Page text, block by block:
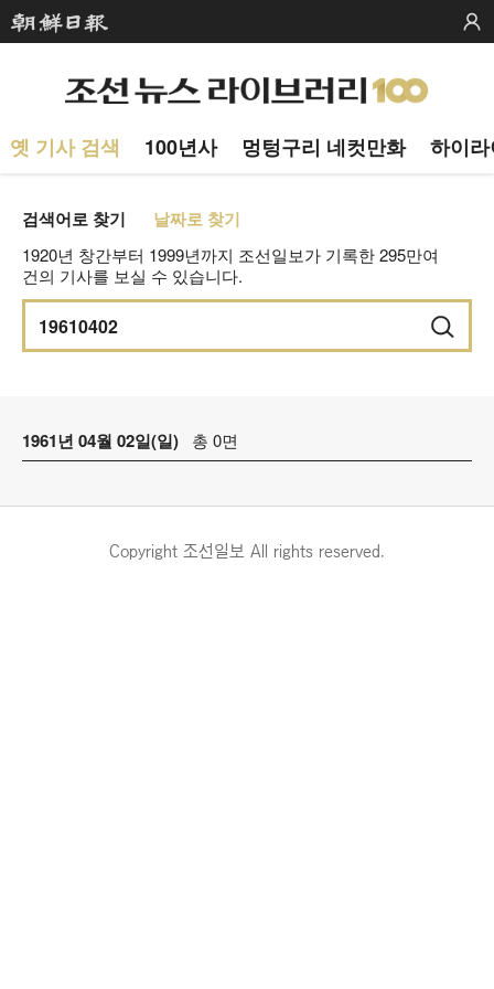
옛 기사 검색 100년사 멍텅구리 네컷만화 하이
검색어로 찾기 날짜로 찾기
1920년 창간부터 1999년까지 조선일보가 기록한 295만여
건의 기사를 보실 수 있습니다.
1961년 04월 02일(일) 총 0면
Copyright 조선일보 All rights reserved.